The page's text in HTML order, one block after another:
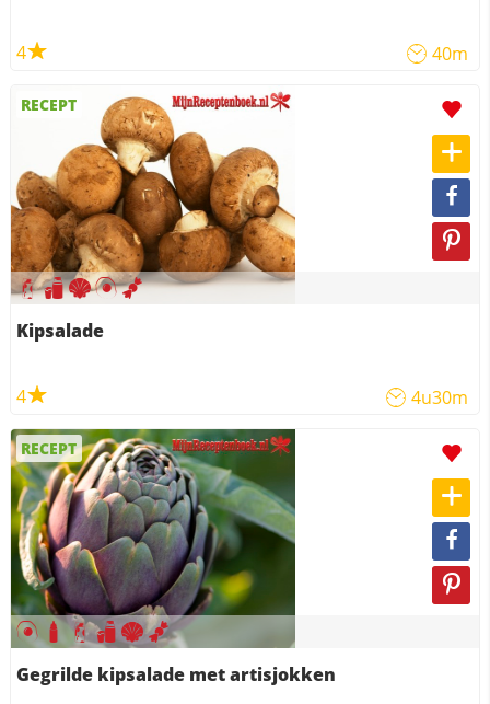
4 40m
RECEPT
Kipsalade
4 4u30m
RECEPT
Gegrilde kipsalade met artisjokken